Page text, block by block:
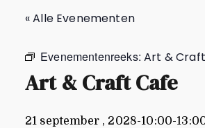
« Alle Evenementen
Evenementenreeks:Art &
Art & Craft Cafe
21 september , 2028-10:00-